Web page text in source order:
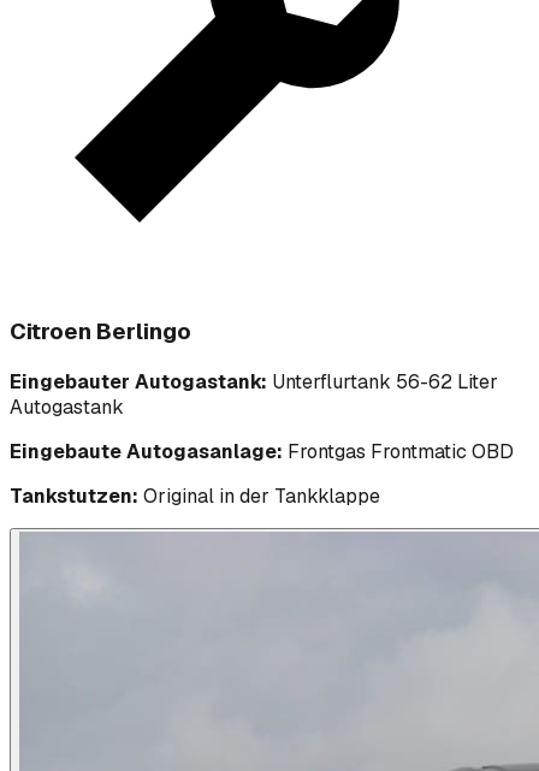
Citroen Berlingo
Eingebauter Autogastank: Unterflurtank 56-62 Liter
Autogastank
Eingebaute Autogasanlage: Frontgas Frontmatic OBD
Tankstutzen: Original in der Tankklappe